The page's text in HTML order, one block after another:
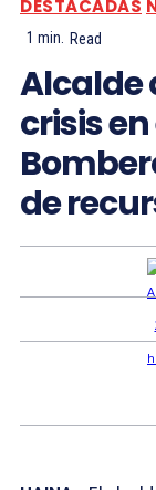
DESTACADAS
1 min. Read
Alcalde
crisis
de